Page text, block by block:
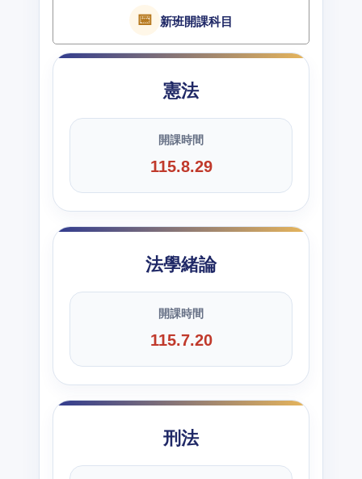
📅 新班開課科目
憲法
開課時間
115.8.29
法學緒論
開課時間
115.7.20
刑法